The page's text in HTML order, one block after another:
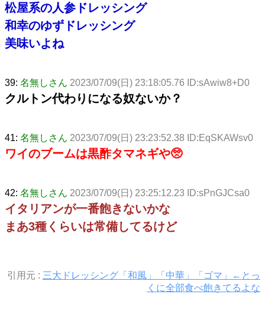
松屋系の人参ドレッシング
和幸のゆずドレッシング
美味いよね
39: 名無しさん 2023/07/09(日) 23:18:05.76 ID:sAwiw8+D0
クルトン代わりになる奴ないか？
41: 名無しさん 2023/07/09(日) 23:23:52.38 ID:EqSKAWsv0
ワイのブームは黒酢タマネギや🥺
42: 名無しさん 2023/07/09(日) 23:25:12.23 ID:sPnGJCsa0
イタリアンが一番飽きないかな
まあ3種くらいは常備してるけど
引用元 : 三大ドレッシング「和風」「中華」「ゴマ」←とっ
くに全部食べ飽きてるよな